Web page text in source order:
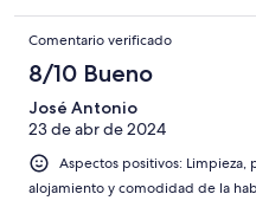
Comentario verificado
8/10 Bueno
José Antonio
23 de abr de 2024
Aspectos positivos: Limpieza,
alojamiento y comodidad de la